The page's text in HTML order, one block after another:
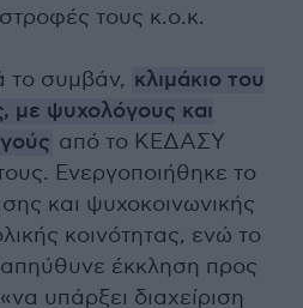
τους κ.ο.κ.
το συμβάν, κλιμάκιο του
με ψυχολόγους και
από το ΚΕΔΑΣΥ
Ενεργοποιήθηκε το
και ψυχοκοινωνικής
κοινότητας, ενώ το
έκκληση προς
υπάρξει διαχείριση